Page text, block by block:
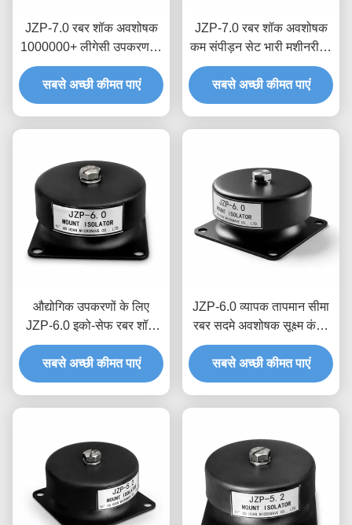
JZP-7.0 रबर शॉक अवशोषक
1000000+ लीगेसी उपकरण के
लिए साइकिल थकान परीक्षण
ड्रॉप-इन रेट्रोफिट डैम्पर
सबसे अच्छी कीमत पाएं
JZP-7.0 रबर शॉक अवशोषक
कम संपीड़न सेट भारी मशीनरी के
लिए स्थायी लोच अनुकूलित
डंपिंग अनुपात
सबसे अच्छी कीमत पाएं
औद्योगिक उपकरणों के लिए
JZP-6.0 इको-सेफ रबर शॉक
एब्जॉर्बर स्क्वीक-फ्री सेल्फ-
लुब्रिकेटेड डैम्पर
सबसे अच्छी कीमत पाएं
JZP-6.0 व्यापक तापमान सीमा
रबर सदमे अवशोषक सूक्ष्म कंपन
फिल्टरिंग डिमपर सटीक उपकरण
के लिए
सबसे अच्छी कीमत पाएं